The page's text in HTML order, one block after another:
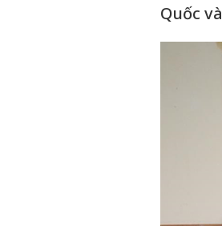
Quốc